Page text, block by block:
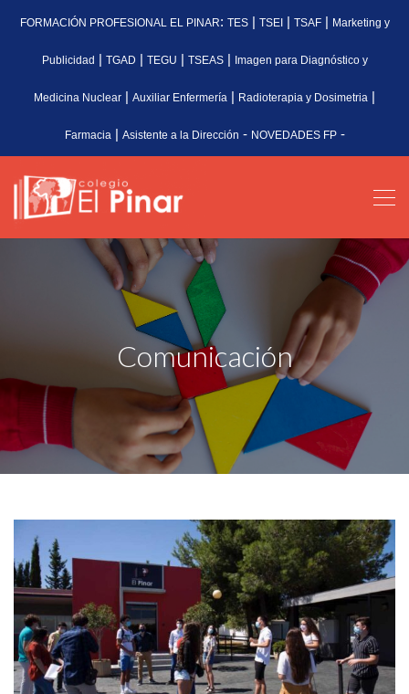
FORMACIÓN PROFESIONAL EL PINAR: TES| TSEI| TSAF| Marketing y
Publicidad | TGAD | TEGU | TSEAS| Imagen para Diagnóstico y
Medicina Nuclear | Auxiliar Enfermería | Radioterapia y Dosimetria |
Farmacia | Asistente a la Dirección - NOVEDADES FP-
Comunicación